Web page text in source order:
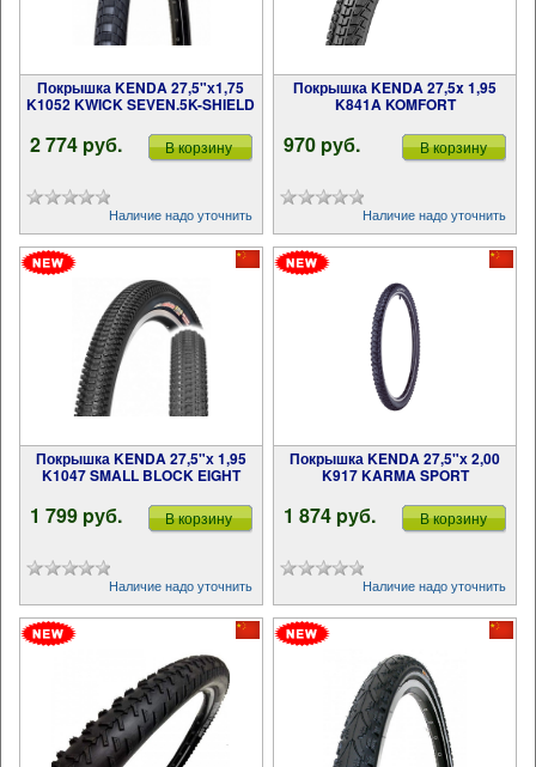
Покрышка KENDA 27,5"х1,75
K1052 KWICK SEVEN.5K-SHIELD
2 774 pуб. В корзину
Наличие надо уточнить
Покрышка KENDA 27,5x 1,95
K841A KOMFORT
970 pуб. В корзину
Наличие надо уточнить
Покрышка KENDA 27,5"х 1,95
K1047 SMALL BLOCK EIGHT
1 799 pуб. В корзину
Наличие надо уточнить
Покрышка KENDA 27,5"х 2,00
K917 KARMA SPORT
1 874 pуб. В корзину
Наличие надо уточнить